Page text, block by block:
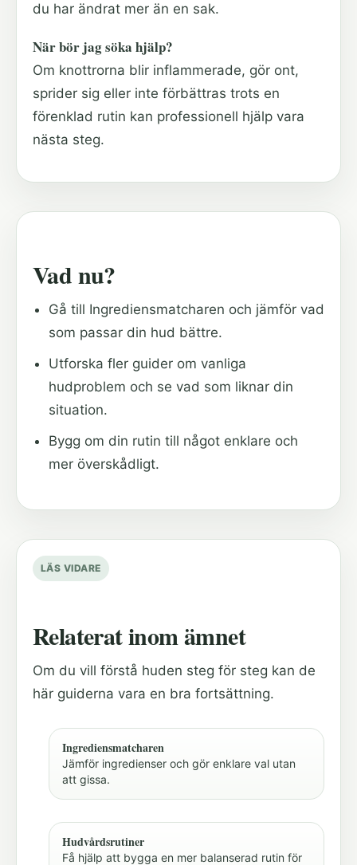
du har ändrat mer än en sak.
När bör jag söka hjälp?
Om knottrorna blir inflammerade, gör ont,
sprider sig eller inte förbättras trots en
förenklad rutin kan professionell hjälp vara
nästa steg.
Vad nu?
Gå till Ingrediensmatcharen och jämför vad
som passar din hud bättre.
Utforska fler guider om vanliga
hudproblem och se vad som liknar din
situation.
Bygg om din rutin till något enklare och
mer överskådligt.
LÄS VIDARE
Relaterat inom ämnet
Om du vill förstå huden steg för steg kan de
här guiderna vara en bra fortsättning.
Ingrediensmatcharen
Jämför ingredienser och gör enklare val utan
att gissa.
Hudvårdsrutiner
Få hjälp att bygga en mer balanserad rutin för